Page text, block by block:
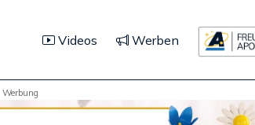
Videos Werben
Werbung